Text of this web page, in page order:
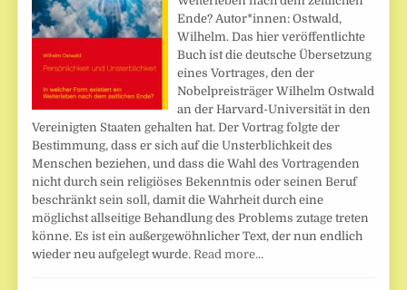
Ende? Autor*innen: Ostwald,
Wilhelm. Das hier veröffentlichte
Buch ist die deutsche Übersetzung
eines Vortrages, den der
Nobelpreisträger Wilhelm Ostwald
an der Harvard-Universität in den
Vereinigten Staaten gehalten hat. Der Vortrag folgte der
Bestimmung, dass er sich auf die Unsterblichkeit des
Menschen beziehen, und dass die Wahl des Vortragenden
nicht durch sein religiöses Bekenntnis oder seinen Beruf
beschränkt sein soll, damit die Wahrheit durch eine
möglichst allseitige Behandlung des Problems zutage treten
könne. Es ist ein außergewöhnlicher Text, der nun endlich
wieder neu aufgelegt wurde.Read more…